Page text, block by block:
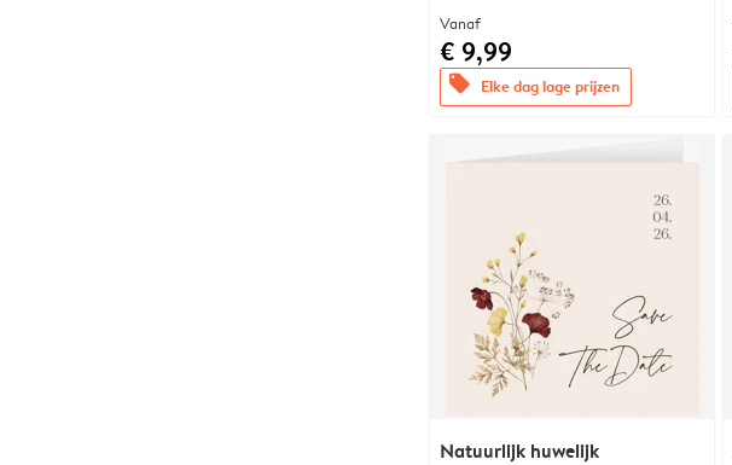
Vanaf
€ 9,99
offers Elke dag lage prijzen
Natuurlijk huwelijk